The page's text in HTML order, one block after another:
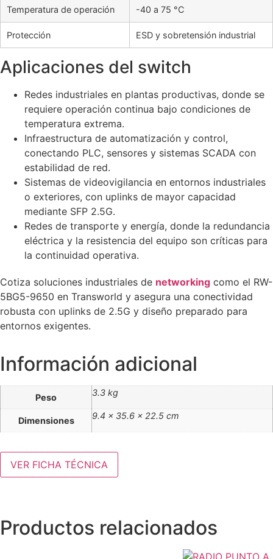
Temperatura de operación -40 a 75 °C
Protección ESD y sobretensión industrial
Aplicaciones del switch
Redes industriales en plantas productivas, donde se
requiere operación continua bajo condiciones de
temperatura extrema.
Infraestructura de automatización y control,
conectando PLC, sensores y sistemas SCADA con
estabilidad de red.
Sistemas de videovigilancia en entornos industriales
o exteriores, con uplinks de mayor capacidad
mediante SFP 2.5G.
Redes de transporte y energía, donde la redundancia
eléctrica y la resistencia del equipo son críticas para
la continuidad operativa.
Cotiza soluciones industriales de networking como el RW-
5BG5-9650 en Transworld y asegura una conectividad
robusta con uplinks de 2.5G y diseño preparado para
entornos exigentes.
Información adicional
Peso 3.3 kg
Dimensiones 9.4 × 35.6 × 22.5 cm
VER FICHA TÉCNICA
Productos relacionados